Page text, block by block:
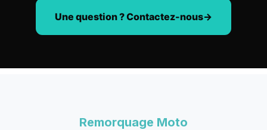
Une question ? Contactez-nous
Remorquage Moto